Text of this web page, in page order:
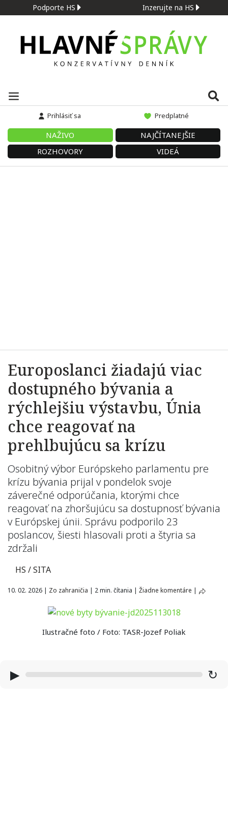
Podporte HS Inzerujte na HS
Prihlásiť sa Predplatné
NAŽIVO
NAJČÍTANEJŠIE
ROZHOVORY
VIDEÁ
Europoslanci žiadajú viac
dostupného bývania a
rýchlejšiu výstavbu, Únia
chce reagovať na
prehlbujúcu sa krízu
Osobitný výbor Európskeho parlamentu pre
krízu bývania prijal v pondelok svoje
záverečné odporúčania, ktorými chce
reagovať na zhoršujúcu sa dostupnosť bývania
v Európskej únii. Správu podporilo 23
poslancov, šiesti hlasovali proti a štyria sa
zdržali
HS / SITA
10. 02. 2026 | Zo zahraničia | 2 min. čítania | Žiadne komentáre |
Ilustračné foto / Foto: TASR-Jozef Poliak
▶ ↻